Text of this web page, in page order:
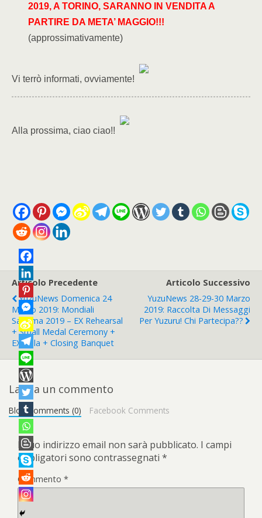
2019, A TORINO, SARANNO IN VENDITA A
PARTIRE DA META’ MAGGIO!!!
(approssimativamente)
Vi terrò informati, ovviamente!
Alla prossima, ciao ciao!!
Articolo Precedente
YuzuNews Domenica 24
Marzo 2019: Mondiali
Saitama 2019 – EX Rehearsal
+ Small Medal Ceremony +
EX Gala + Closing Banquet
Articolo Successivo
YuzuNews 28-29-30 Marzo
2019: Raccolta Di Messaggi
Per Yuzuru! Chi Partecipa??
Lascia un commento
Blog Comments (0) Facebook Comments
Il tuo indirizzo email non sarà pubblicato. I campi
obbligatori sono contrassegnati *
Commento *